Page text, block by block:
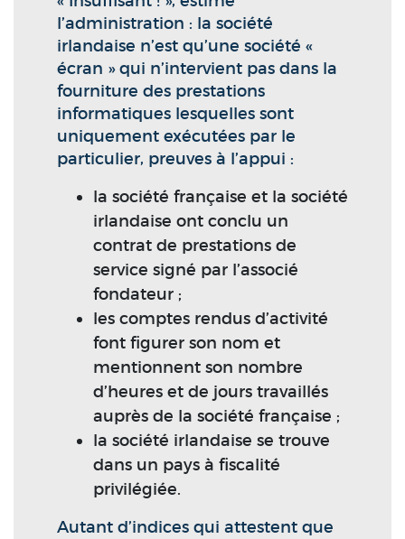
l’administration : la société
irlandaise n’est qu’une société «
écran » qui n’intervient pas dans la
fourniture des prestations
informatiques lesquelles sont
uniquement exécutées par le
particulier, preuves à l’appui :
la société française et la société
irlandaise ont conclu un
contrat de prestations de
service signé par l’associé
fondateur ;
les comptes rendus d’activité
font figurer son nom et
mentionnent son nombre
d’heures et de jours travaillés
auprès de la société française ;
la société irlandaise se trouve
dans un pays à fiscalité
privilégiée.
Autant d’indices qui attestent que